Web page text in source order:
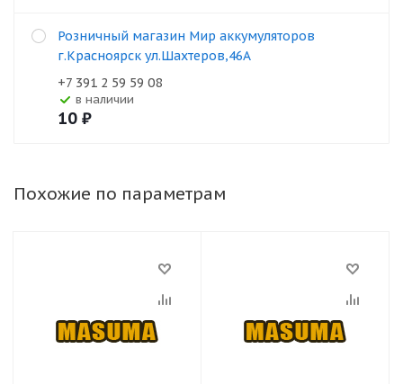
Розничный магазин Мир аккумуляторов
г.Красноярск ул.Шахтеров,46А
+7 391 2 59 59 08
В наличии
10 ₽
Похожие по параметрам